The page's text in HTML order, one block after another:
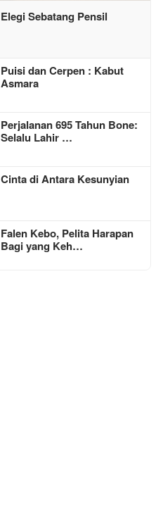
Elegi Sebatang Pensil
Puisi dan Cerpen : Kabut
Asmara
Perjalanan 695 Tahun Bone:
Selalu Lahir …
Cinta di Antara Kesunyian
Falen Kebo, Pelita Harapan
Bagi yang Keh…